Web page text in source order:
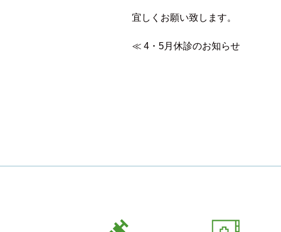
宜しくお願い致します。
≪ 4・5月休診のお知らせ